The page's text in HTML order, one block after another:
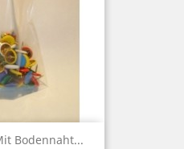
Bodennaht...